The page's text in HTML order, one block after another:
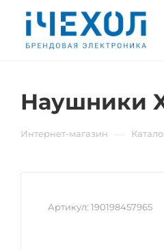
Наушники
Интернет-магазин
Артикул: 190198457965